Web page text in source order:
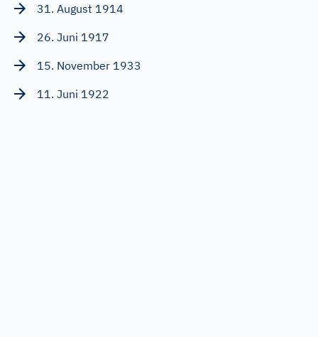
31. August 1914
26. Juni 1917
15. November 1933
11. Juni 1922